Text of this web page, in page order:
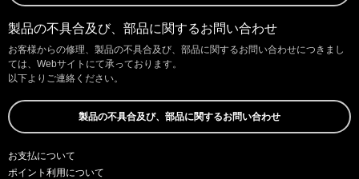
製品の不具合及び、部品に関するお問い合わせ
お客様からの修理、製品の不具合及び、部品に関するお問い合わせにつきまし
ては、Webサイトにて承っております。
以下よりご連絡ください。
製品の不具合及び、部品に関するお問い合わせ
お支払について
ポイント利用について